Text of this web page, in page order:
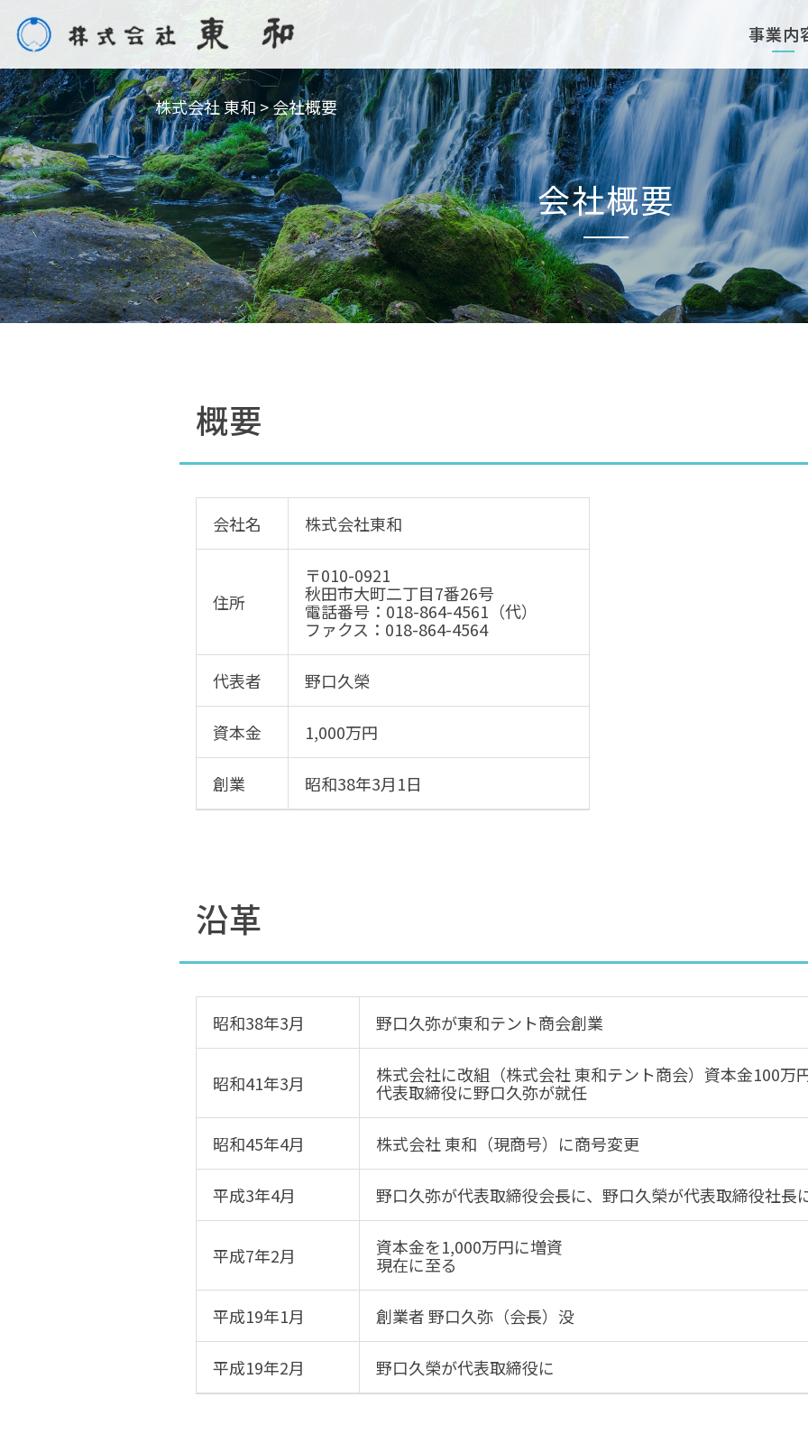
事業内
株式会社 東和 >会社概要
会社概要
概要
会社名 株式会社東和
住所
〒010-0921
秋田市大町二丁目7番26号
電話番号：018-864-4561（代）
ファクス：018-864-4564
代表者 野口久榮
資本金 1,000万円
創業 昭和38年3月1日
沿革
昭和38年3月 野口久弥が東和テント商会創業
昭和41年3月 株式会社に改組（株式会社 東和テント商会）資本金100万
代表取締役に野口久弥が就任
昭和45年4月 株式会社 東和（現商号）に商号変更
平成3年4月 野口久弥が代表取締役会長に、野口久榮が代表取締役社長
平成7年2月 資本金を1,000万円に増資
現在に至る
平成19年1月 創業者 野口久弥（会長）没
平成19年2月 野口久榮が代表取締役に